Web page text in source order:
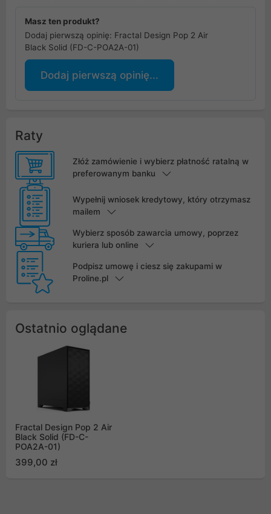
Masz ten produkt?
Dodaj pierwszą opinię: Fractal Design Pop 2 Air
Black Solid (FD-C-POA2A-01)
Dodaj pierwszą opinię...
Raty
Złóż zamówienie i wybierz płatność ratalną w
preferowanym banku
Wypełnij wniosek kredytowy, który otrzymasz
mailem
Wybierz sposób zawarcia umowy, poprzez
kuriera lub online
Podpisz umowę i ciesz się zakupami w
Proline.pl
Ostatnio oglądane
Fractal Design Pop 2 Air
Black Solid (FD-C-
POA2A-01)
399,00 zł